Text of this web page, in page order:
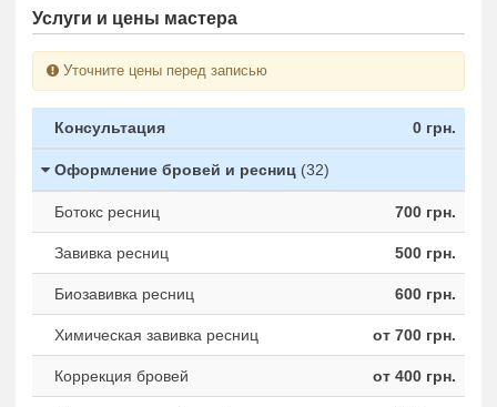
Услуги и цены мастера
Уточните цены перед записью
Консультация 0 грн.
Оформление бровей и ресниц (32)
Ботокс ресниц 700 грн.
Завивка ресниц 500 грн.
Биозавивка ресниц 600 грн.
Химическая завивка ресниц от 700 грн.
Коррекция бровей от 400 грн.